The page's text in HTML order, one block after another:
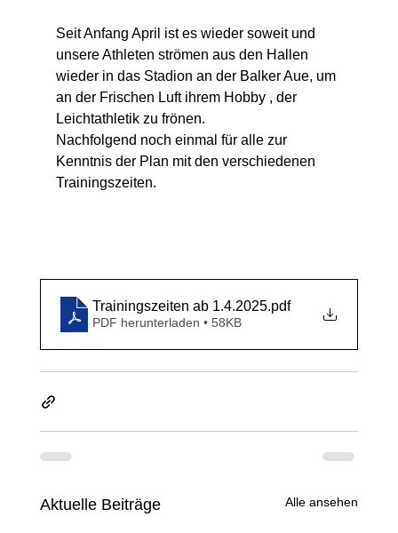
Seit Anfang April ist es wieder soweit und
unsere Athleten strömen aus den Hallen
wieder in das Stadion an der Balker Aue, um
an der Frischen Luft ihrem Hobby , der
Leichtathletik zu frönen.
Nachfolgend noch einmal für alle zur
Kenntnis der Plan mit den verschiedenen
Trainingszeiten.
Trainingszeiten ab 1.4.2025.pdf
PDF herunterladen • 58KB
Aktuelle Beiträge Alle ansehen